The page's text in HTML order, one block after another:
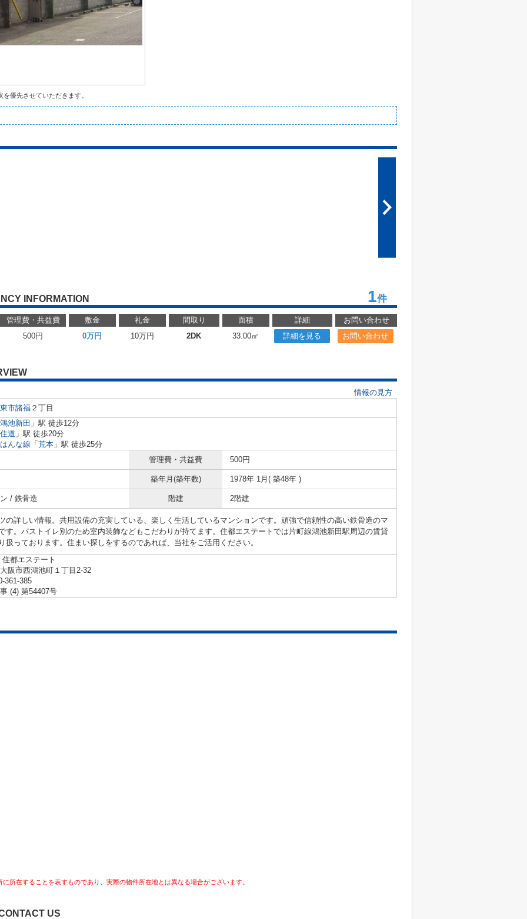
優先させていただきます。
INFORMATION 1件
管理費・共益費 敷金 礼金 間取り 面積 詳細
お問い合わせ
500円 0万円 10万円 2DK 33.00㎡ 詳細を見る お問い合わせ
情報の見方
市諸福 ２丁目
鴻池新田 」駅 徒歩12分
住道 」駅 徒歩20分
んな線 「 荒本 」駅 徒歩25分
管理費・共益費 500円
築年月(築年数) 1978年 1月( 築48年 )
/ 鉄骨造 階建 2階建
の詳しい情報。共用設備の充実している、楽しく生活しているマンションです。頑強で信頼性の高い鉄骨造のマ
す。バストイレ別のため室内装飾などもこだわりが持てます。住都エステートでは片町線鴻池新田駅周辺の賃貸
扱っております。住まい探しをするのであれば、当社をご活用ください。
都エステート
阪市西鴻池町１丁目2-32
361-385
(4) 第54407号
所在することを表すものであり、実際の物件所在地とは異なる場合がございます。
US